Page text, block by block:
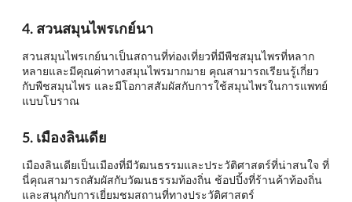
4. สวนสมุนไพรเกย์นา
สวนสมุนไพรเกย์นาเป็นสถานที่ท่องเที่ยวที่มีพืชสมุนไพรที่หลาก
หลายและมีคุณค่าทางสมุนไพรมากมาย คุณสามารถเรียนรู้เกี่ยว
กับพืชสมุนไพร และมีโอกาสสัมผัสกับการใช้สมุนไพรในการแพทย์
แบบโบราณ
5. เมืองลินเดีย
เมืองลินเดียเป็นเมืองที่มีวัฒนธรรมและประวัติศาสตร์ที่น่าสนใจ ที่
นี่คุณสามารถสัมผัสกับวัฒนธรรมท้องถิ่น ช้อปปิ้งที่ร้านค้าท้องถิ่น
และสนุกกับการเยี่ยมชมสถานที่ทางประวัติศาสตร์